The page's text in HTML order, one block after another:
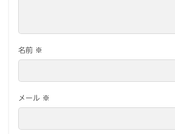
名前 ※
メール ※